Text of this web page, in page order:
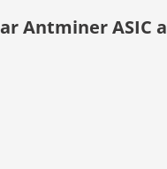
Antminer ASIC a